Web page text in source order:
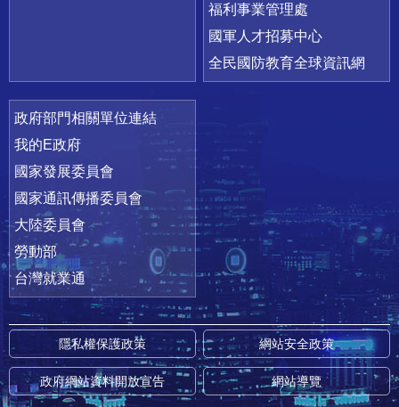
福利事業管理處
國軍人才招募中心
全民國防教育全球資訊網
政府部門相關單位連結
我的E政府
國家發展委員會
國家通訊傳播委員會
大陸委員會
勞動部
台灣就業通
隱私權保護政策 網站安全政策
政府網站資料開放宣告 網站導覽